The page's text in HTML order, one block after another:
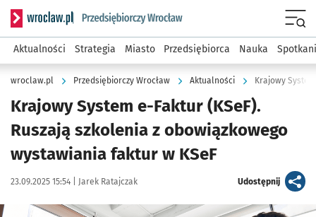
Serwis informacyjny wroclaw.pl podserwis: Strategia
Aktualności Strategia Miasto Przedsiębiorca Nauka
wroclaw.pl Przedsiębiorczy Wrocław Aktualności Krajowy
Krajowy System e-Faktur (KSeF).
Ruszają szkolenia z obowiązkowego
wystawiania faktur w KSeF
Data publikacji:
23.09.2025 15:54 | Autor:
Jarek Ratajczak Udostępnijartykuł
Kliknij, aby powiększyć